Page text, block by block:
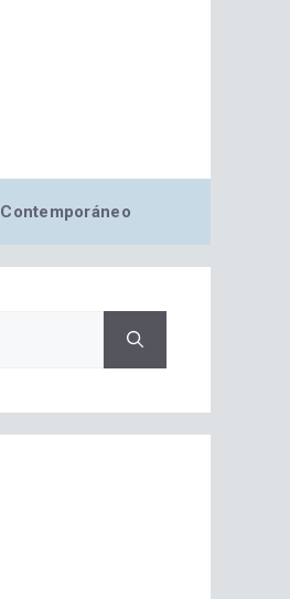
Contemporáneo